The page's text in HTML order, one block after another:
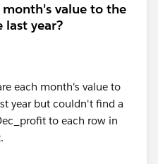
value to the
last year?
each month's value to
year but couldn't find a
to each row in